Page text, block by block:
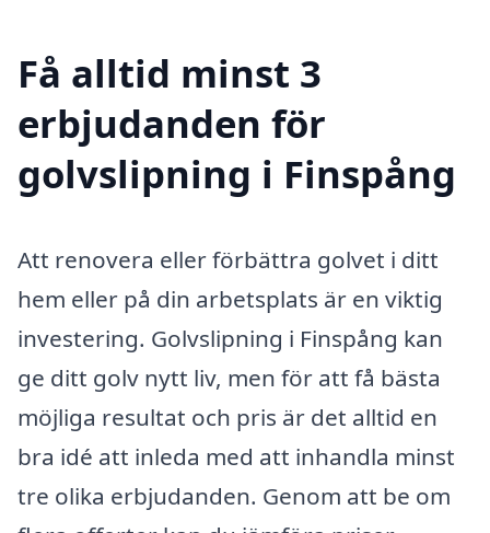
Få alltid minst 3
erbjudanden för
golvslipning i Finspång
Att renovera eller förbättra golvet i ditt
hem eller på din arbetsplats är en viktig
investering. Golvslipning i Finspång kan
ge ditt golv nytt liv, men för att få bästa
möjliga resultat och pris är det alltid en
bra idé att inleda med att inhandla minst
tre olika erbjudanden. Genom att be om